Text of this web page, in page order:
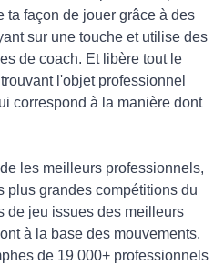
ta façon de jouer grâce à des
sur une touche et utilise des
de coach. Et libère tout le
l'objet professionnel
correspond à la manière dont
les meilleurs professionnels,
plus grandes compétitions du
de jeu issues des meilleurs
à la base des mouvements,
de 19 000+ professionnels